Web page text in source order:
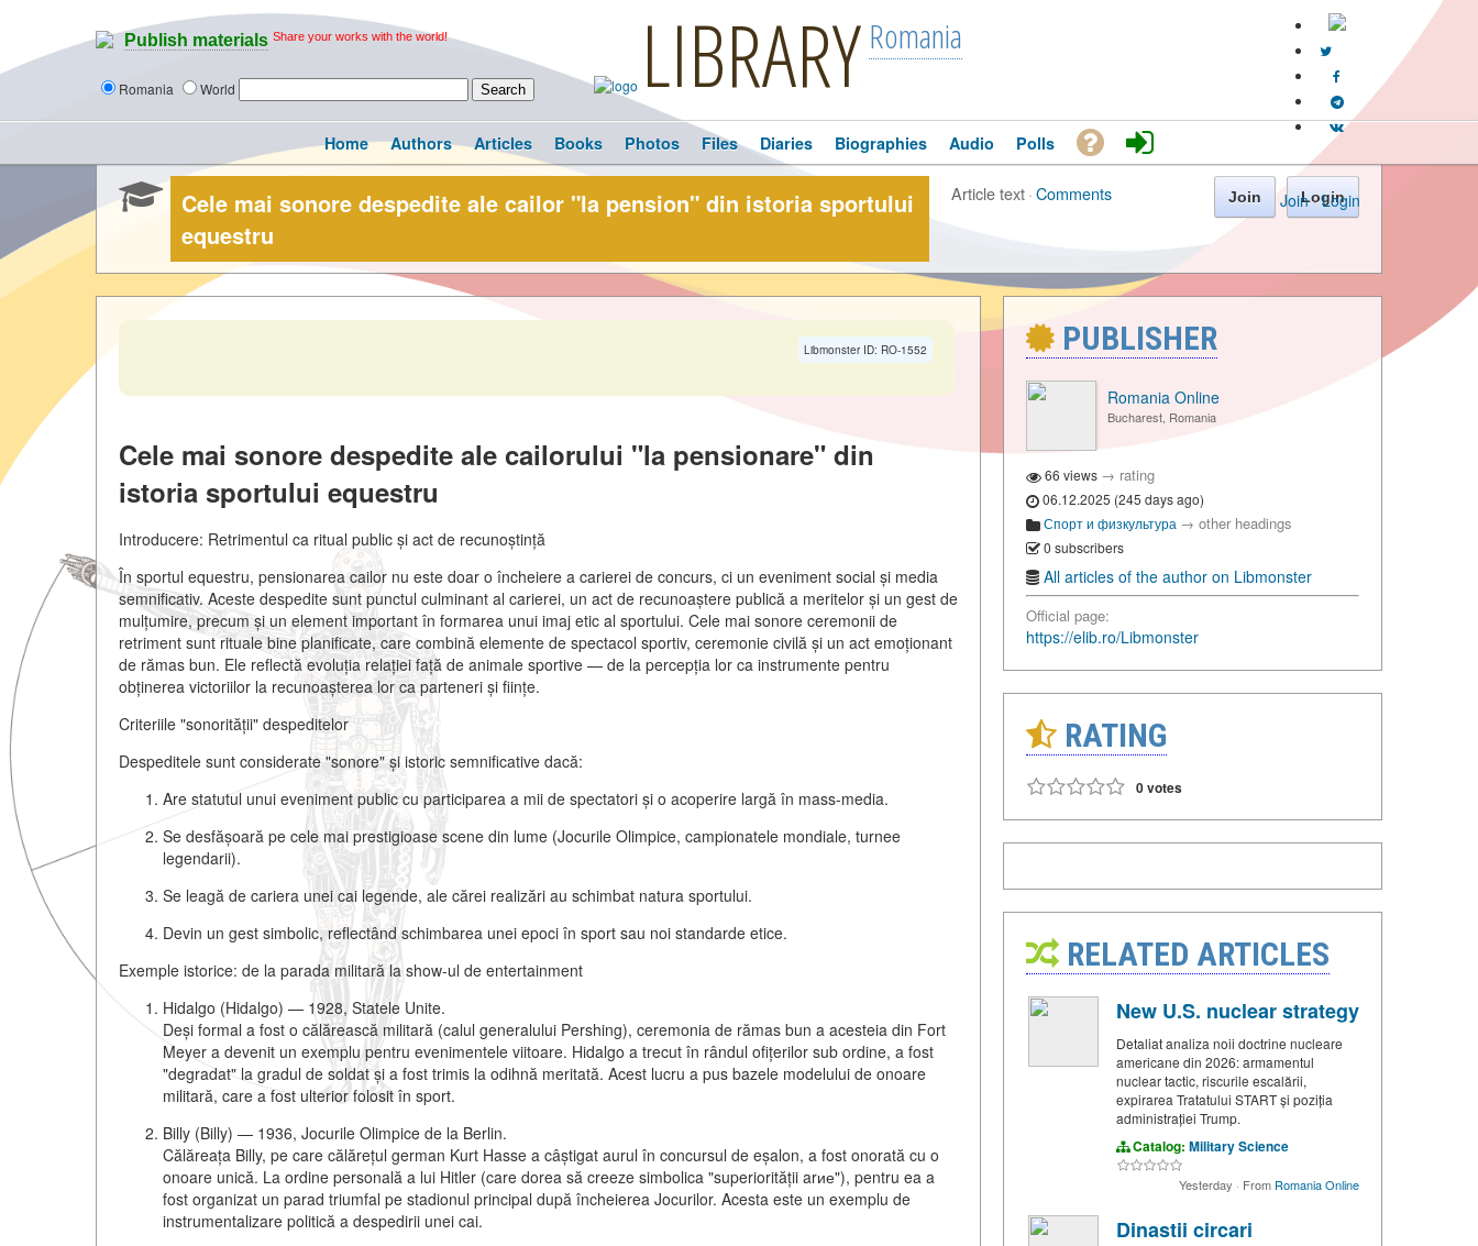
Publish materials Share your works with the world!
Romania World LIBRARY Romania
Join · Login
Home Authors Articles Books Photos Files Diaries Biographies Audio Polls
Cele mai sonore despedite ale cailor "la pension" din istoria sportului
equestru
Article text·Comments Join Login
Libmonster ID: RO-1552
Cele mai sonore despedite ale cailorului "la pensionare" din
istoria sportului equestru
Introducere: Retrimentul ca ritual public și act de recunoștință
În sportul equestru, pensionarea cailor nu este doar o încheiere a carierei de concurs, ci un eveniment social și media
semnificativ. Aceste despedite sunt punctul culminant al carierei, un act de recunoaștere publică a meritelor și un gest de
mulțumire, precum și un element important în formarea unui imaj etic al sportului. Cele mai sonore ceremonii de
retriment sunt rituale bine planificate, care combină elemente de spectacol sportiv, ceremonie civilă și un act emoționant
de rămas bun. Ele reflectă evoluția relației față de animale sportive — de la percepția lor ca instrumente pentru
obținerea victoriilor la recunoașterea lor ca parteneri și ființe.
Criteriile "sonorității" despeditelor
Despeditele sunt considerate "sonore" și istoric semnificative dacă:
Are statutul unui eveniment publiccu participarea a mii de spectatori și o acoperire largă în mass-media.
Se desfășoară pe cele mai prestigioase scene din lume (Jocurile Olimpice, campionatele mondiale, turnee
legendarii).
Se leagă de cariera unei cai legende, ale cărei realizări au schimbat natura sportului.
Devin un gest simbolic, reflectând schimbarea unei epoci în sport sau noi standarde etice.
Exemple istorice: de la parada militară la show-ul de entertainment
Hidalgo (Hidalgo) — 1928, Statele Unite.
Deși formal a fost o călărească militară (calul generalului Pershing), ceremonia de rămas bun a acesteia din Fort
Meyer a devenit un exemplu pentru evenimentele viitoare. Hidalgo a trecut în rândul ofițerilor sub ordine, a fost
"degradat" la gradul de soldat și a fost trimis la odihnă meritată. Acest lucru a pus bazele modelului de onoare
militară, care a fost ulterior folosit în sport.
Billy (Billy) — 1936, Jocurile Olimpice de la Berlin.
Călăreața Billy, pe care călărețul german Kurt Hasse a câștigat aurul în concursul de eșalon, a fost onorată cu o
onoare unică. La ordine personală a lui Hitler (care dorea să creeze simbolica "superiorității arие"), pentru ea a
fost organizat un parad triumfal pe stadionul principal după încheierea Jocurilor. Acesta este un exemplu de
instrumentalizare politică a despedirii unei cai.
PUBLISHER
Romania Online
Bucharest, Romania
66 views → rating
06.12.2025 (245 days ago)
Спорт и физкультура → other headings
0 subscribers
All articles of the author on Libmonster
Official page:
https://elib.ro/Libmonster
RATING
0 votes
RELATED ARTICLES
New U.S. nuclear strategy
Detaliat analiza noii doctrine nucleare
americane din 2026: armamentul
nuclear tactic, riscurile escalării,
expirarea Tratatului START și poziția
administrației Trump.
Catalog: Military Science
Yesterday · From Romania Online
Dinastii circari